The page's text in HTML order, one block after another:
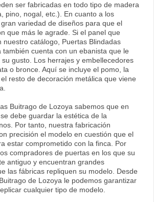
ser fabricadas en todo tipo de madera
pino, nogal, etc.). En cuanto a los
variedad de diseños para que el
que más le agrade. Si el panel que
nuestro catálogo, Puertas Blindadas
también cuenta con un ebanista que le
gusto. Los herrajes y embellecedores
o bronce. Aquí se incluye el pomo, la
resto de decoración metálica que viene
Buitrago de Lozoya sabemos que en
debe guardar la estética de la
Por tanto, nuestra fabricación
precisión el modelo en cuestión que el
estar comprometido con la finca. Por
compradores de puertas en los que su
antiguo y encuentran grandes
las fábricas repliquen su modelo. Desde
de Lozoya le podemos garantizar
cualquier tipo de modelo.